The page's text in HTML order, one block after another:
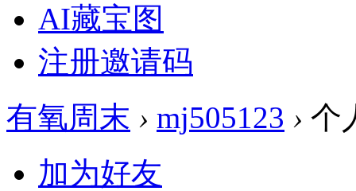
AI藏宝图
注册邀请码
有氧周末 › mj505123 › 个
加为好友